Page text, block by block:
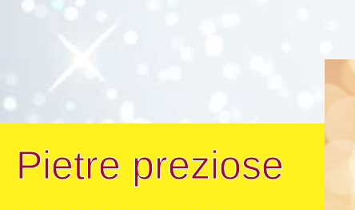
Pietre preziose